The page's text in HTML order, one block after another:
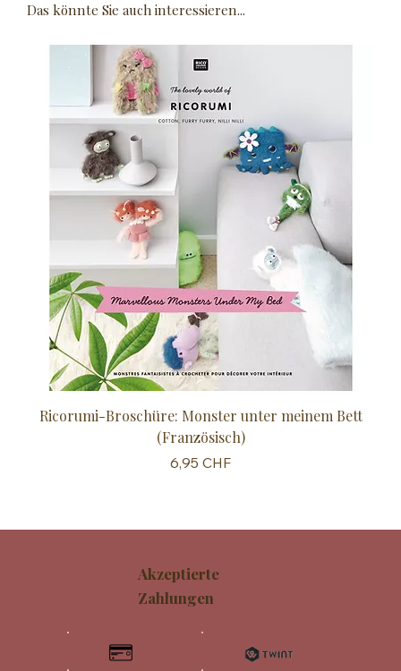
Das könnte Sie auch interessieren...
Ricorumi-Broschüre: Monster unter meinem Bett
(Französisch)
Preis
6,95 CHF
Akzeptierte
Zahlungen